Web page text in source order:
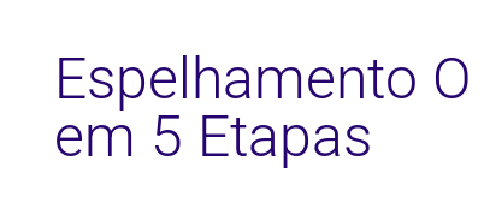
Espelhamento
em 5 Etapas